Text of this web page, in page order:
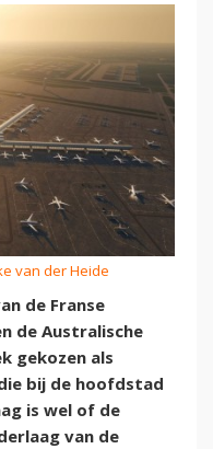
van der Heide
de Franse
de Australische
gekozen als
bij de hoofdstad
is wel of de
van de